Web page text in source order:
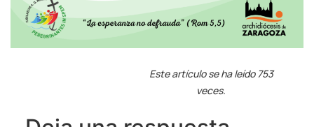
Este artículo se ha leído 753
veces.